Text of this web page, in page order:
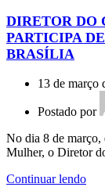
DIRETOR DO
PARTICIPA
BRASÍLIA
13 de março
Postado por
No dia 8 de março,
Mulher, o Diretor
Continuar lendo